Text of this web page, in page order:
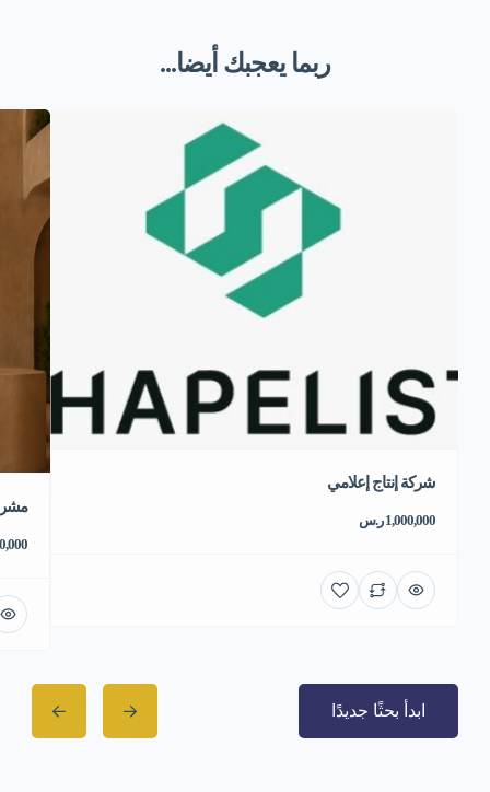
ربما يعجبك أيضا...
شركة إنتاج إعلامي
1,000,000 ر.س
ابدأ بحثًا جديدًا